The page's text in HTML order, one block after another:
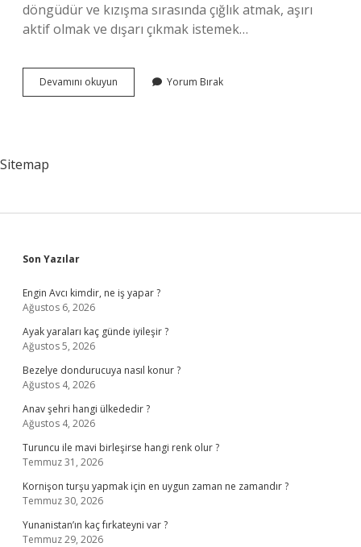
döngüdür ve kızışma sırasında çığlık atmak, aşırı
aktif olmak ve dışarı çıkmak istemek…
Devamını okuyun
Hayvan
Yorum Bırak
Sitemap
Sidebar
Son Yazılar
Engin Avcı kimdir, ne iş yapar ?
Ağustos 6, 2026
Ayak yaraları kaç günde iyileşir ?
Ağustos 5, 2026
Bezelye dondurucuya nasıl konur ?
Ağustos 4, 2026
Anav şehri hangi ülkededir ?
Ağustos 4, 2026
Turuncu ile mavi birleşirse hangi renk olur ?
Temmuz 31, 2026
Kornişon turşu yapmak için en uygun zaman ne zamandır ?
Temmuz 30, 2026
Yunanistan’ın kaç fırkateyni var ?
Temmuz 29, 2026